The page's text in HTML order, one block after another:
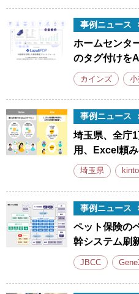
事例ニュース
ホームセンタ
のタグ付けを
カインズ 小
事例ニュース
埼玉県、全庁
用、Excel頼
埼玉県
事例ニュース
ペット保険の
幹システム刷
JBCC